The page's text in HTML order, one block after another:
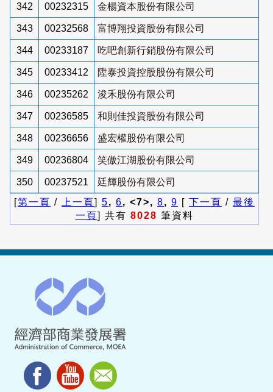
342 00232315 金楊資本股份有限公司
343 00232568 富博翔投資股份有限公司
344 00233187 吃吧創新行銷股份有限公司
345 00233412 陞泰投資控股股份有限公司
346 00235262 浚禾股份有限公司
347 00236585 和則佳投資股份有限公司
348 00236656 盛宏權股份有限公司
349 00236804 笑傲江湖股份有限公司
350 00237521
廷輝股份有限公司
[第一頁 / 上一頁] 5, 6, <7>, 8, 9 [ 下一頁 / 最後
一頁] 共有 8028 筆資料